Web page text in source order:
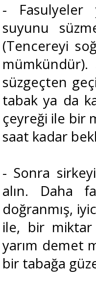
- Fasulyeler
suyunu
(Tencereyi
süzgeçten
tabak ya da
çeyreği ile bir
saat kadar
- Sonra
alın. Daha
doğranmış,
ile, bir miktar
yarım demet
bir tabağa